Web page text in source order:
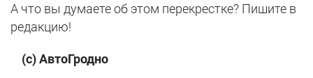
А что вы думаете об этом перекрестке? Пишите в
редакцию!
(с) АвтоГродно